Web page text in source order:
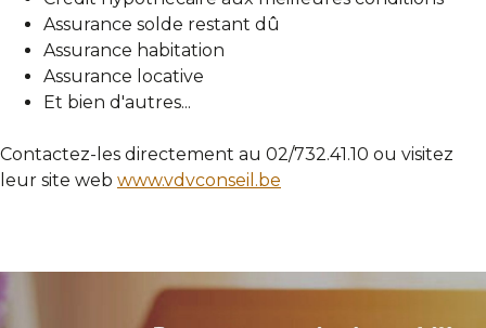
Financement
Estimation
A propos
Offres d'emploi
Assurance solde restant dû
Assurance habitation
Assurance locative
Et bien d'autres...
Contactez-les directement au 02/732.41.10 ou visitez
leur site web www.vdvconseil.be